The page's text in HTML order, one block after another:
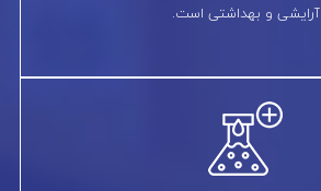
آرایشی و بهداشتی است.